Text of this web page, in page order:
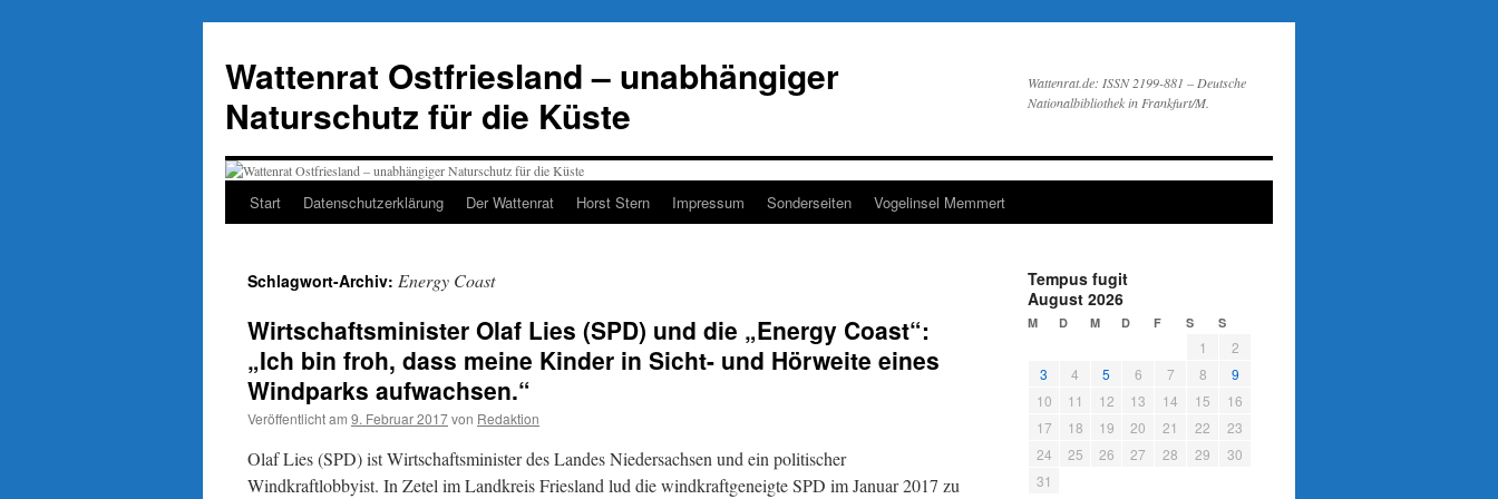
springen
Wattenrat Ostfriesland – unabhängiger
Naturschutz für die Küste
Wattenrat.de: ISSN 2199-881 – Deutsche
Nationalbibliothek in Frankfurt/M.
Start Datenschutzerklärung Der Wattenrat Horst Stern Impressum Sonderseiten Vogelinsel Memmert
Schlagwort-Archiv: Energy Coast
Wirtschaftsminister Olaf Lies (SPD) und die „Energy Coast“:
„Ich bin froh, dass meine Kinder in Sicht- und Hörweite eines
Windparks aufwachsen.“
Veröffentlicht am 9. Februar 2017von Redaktion
Olaf Lies (SPD) ist Wirtschaftsminister des Landes Niedersachsen und ein politischer
Windkraftlobbyist. In Zetel im Landkreis Friesland lud die windkraftgeneigte SPD im Januar 2017 zu
Tempus fugit
August 2026
M D M D F S S
1
2
3
4 5 6 7 8
9
10
11 12 13 14 15
16
17
18 19 20 21 22
23
24
25 26 27 28 29
30
31